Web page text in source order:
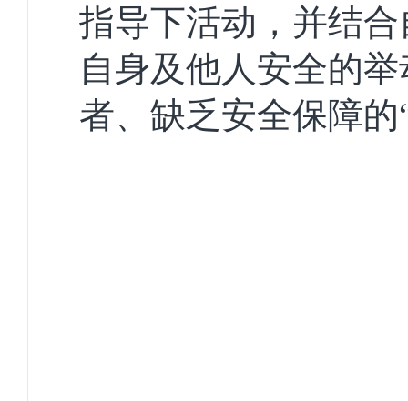
指导下活动，并结
自身及他人安全的
者、缺乏安全保障